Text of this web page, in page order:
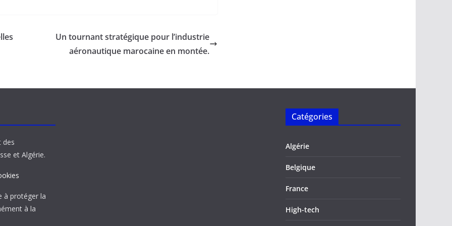
Un tournant stratégique pour l’industrie
aéronautique marocaine en montée.
des
et Algérie.
à protéger la
à la
Catégories
Algérie
Belgique
France
High-tech